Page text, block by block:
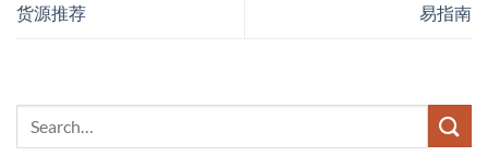
货源推荐
易指南